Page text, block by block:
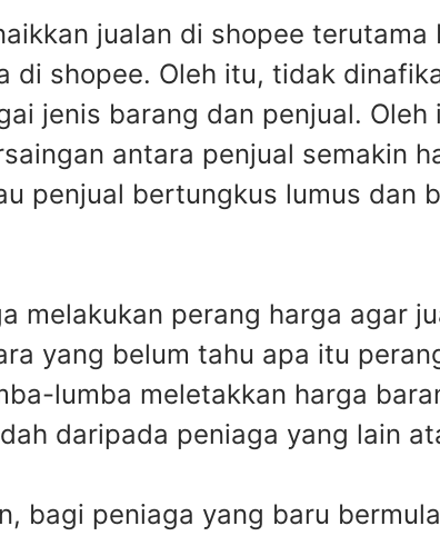
jualan di shopee
di shopee. Oleh itu, tidak
jenis barang dan penjual.
antara penjual semakin
penjual bertungkus lumus dan
melakukan perang harga agar
yang belum tahu apa itu
lumba meletakkan harga
daripada peniaga yang lain
bagi peniaga yang baru